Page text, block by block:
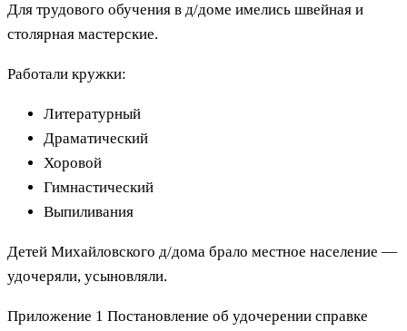
Для трудового обучения в д/доме имелись швейная и
столярная мастерские.
Работали кружки:
Литературный
Драматический
Хоровой
Гимнастический
Выпиливания
Детей Михайловского д/дома брало местное население —
удочеряли, усыновляли.
Приложение 1 Постановление об удочерении справке